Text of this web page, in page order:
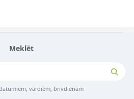
Meklēt
vārdiem, brīvdienām